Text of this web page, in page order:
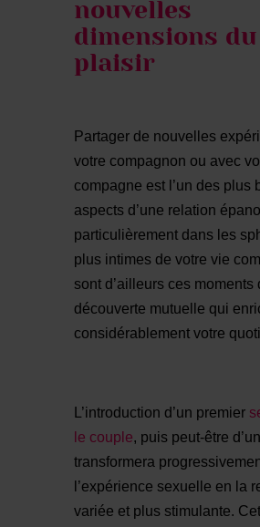
nouvelles
dimensions du
plaisir
Partager de nouvelles
votre compagnon ou avec
compagne est l’un des plus
aspects d’une relation
particulièrement dans les
plus intimes de votre vie
sont d’ailleurs ces moments
découverte mutuelle qui
considérablement votre
L’introduction d’un premier
le couple, puis peut-être
transformera
l’expérience sexuelle en la
variée et plus stimulante.